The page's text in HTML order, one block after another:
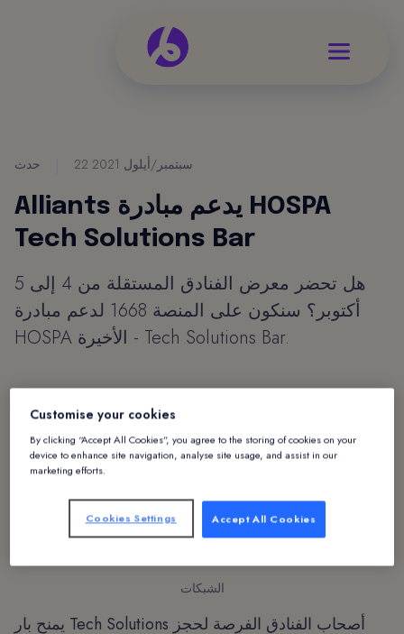
حدث 22 سبتمبر/أيلول 2021
Alliants يدعم مبادرة HOSPA
Tech Solutions Bar
هل تحضر معرض الفنادق المستقلة من 4 إلى 5
أكتوبر؟ سنكون على المنصة 1668 لدعم مبادرة
HOSPA الأخيرة - Tech Solutions Bar.
الشبكات
يمنح بار Tech Solutions أصحاب الفنادق الفرصة لحجز
Customise your cookies
By clicking “Accept All Cookies”, you agree to the storing of cookies on your
device to enhance site navigation, analyse site usage, and assist in our
marketing efforts.
Accept All Cookies
Cookies Settings